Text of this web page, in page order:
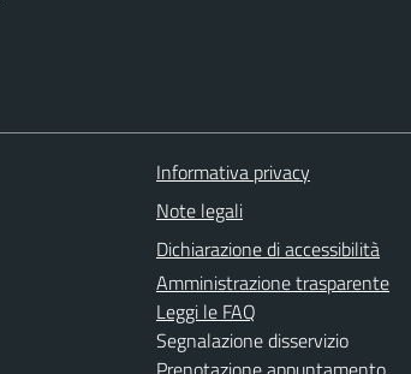
Informativa privacy
Note legali
Dichiarazione di accessibilità
Amministrazione trasparente
Leggi le FAQ
Segnalazione disservizio